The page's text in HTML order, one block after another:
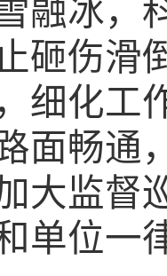
融冰，
砸伤滑
细化工
面畅通
大监督
单位一